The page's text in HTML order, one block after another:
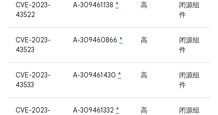
CVE-2023-
43522
A-309461138 * 高
闭源组
件
CVE-2023-
43523
A-309460866 * 高
闭源组
件
CVE-2023-
43533
A-309461430 * 高
闭源组
件
CVE-2023-
A-309461332 * 高
闭源组